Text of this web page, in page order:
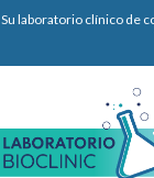
Su laboratorio clínico de